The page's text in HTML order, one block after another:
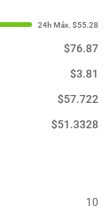
$76.87
$3.81
$57.722
$51.3328
10